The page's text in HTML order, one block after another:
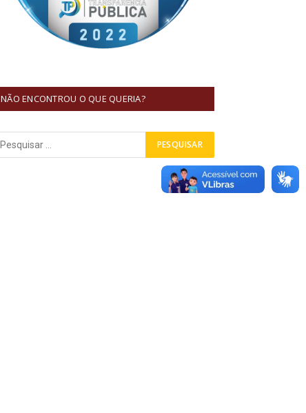
NÃO ENCONTROU O QUE QUERIA?